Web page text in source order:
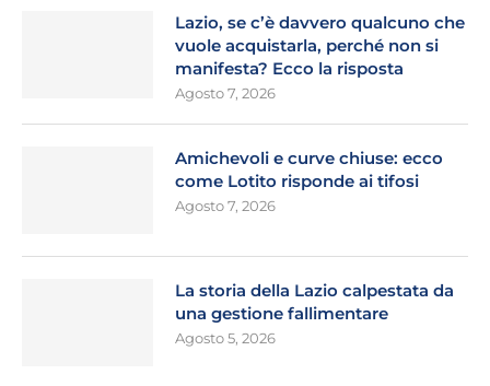
Lazio, se c’è davvero qualcuno che
vuole acquistarla, perché non si
manifesta? Ecco la risposta
Agosto 7, 2026
Amichevoli e curve chiuse: ecco
come Lotito risponde ai tifosi
Agosto 7, 2026
La storia della Lazio calpestata da
una gestione fallimentare
Agosto 5, 2026